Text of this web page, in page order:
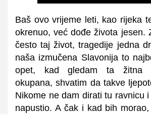
Baš ovo vrijeme leti, kao rijeka
okrenuo, već dođe života jesen.
često taj život, tragedije jedna
naša izmučena Slavonija to
opet, kad gledam ta žitna
okupana, shvatim da takve
Nikome ne dam dirati tu ravnicu
napustio. A čak i kad bih